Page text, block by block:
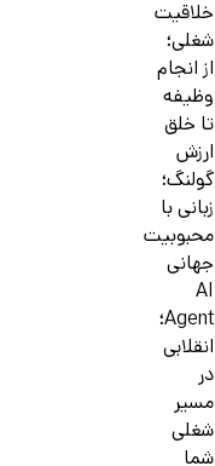
خلاقیت
شغلی؛
از انجام
وظیفه
تا خلق
ارزش
گولنگ؛
زبانی با
محبوبیت
جهانی
AI
Agent؛
انقلابی
در
مسیر
شغلی